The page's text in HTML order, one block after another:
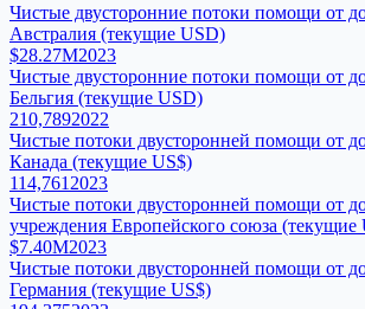
Чистые двусторонние потоки помощи от
Австралия (текущие USD)
$28.27M2023
Чистые двусторонние потоки помощи от
Бельгия (текущие USD)
210,7892022
Чистые потоки двусторонней помощи от
Канада (текущие US$)
114,761 2023
Чистые потоки двусторонней помощи от
учреждения Европейского союза (текущие
$7.40M2023
Чистые потоки двусторонней помощи от
Германия (текущие US$)